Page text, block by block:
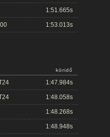
1:51.665s
1:53.013s
köridő
1:47.984s
1:48.058s
1:48.268s
1:48.948s